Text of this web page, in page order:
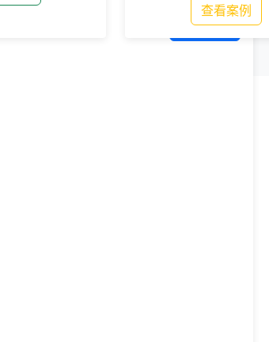
阅读全文
查看案例